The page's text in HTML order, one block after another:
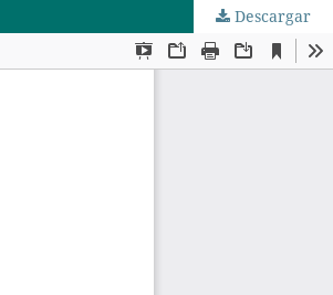
Descargar